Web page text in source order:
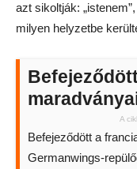
azt sikoltják:
milyen helyzetbe
A
Befejeződött a
Germanwings-